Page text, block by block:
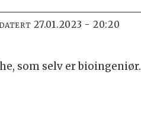
27.01.2023 - 20:20
som selv er bioingeniør.